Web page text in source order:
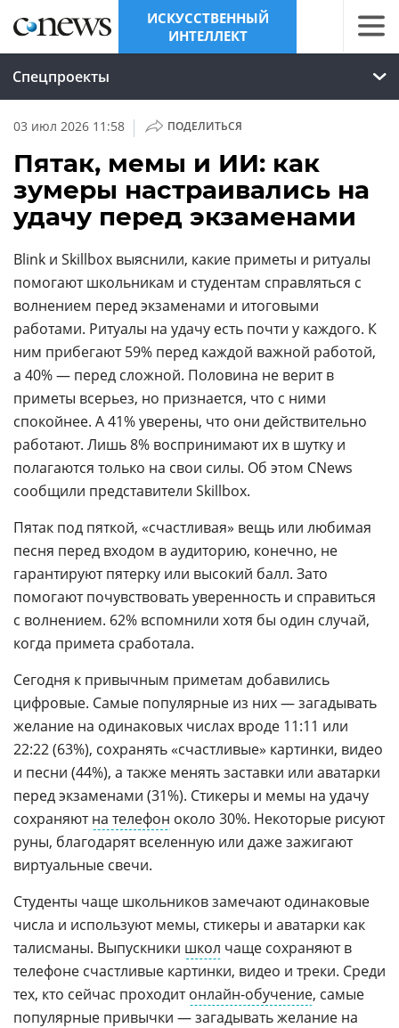
ИСКУССТВЕННЫЙ
ИНТЕЛЛЕКТ
Спецпроекты
03 июл 2026 11:58 | ПОДЕЛИТЬСЯ
Пятак, мемы и ИИ: как
зумеры настраивались на
удачу перед экзаменами
Blink и Skillbox выяснили, какие приметы и ритуалы
помогают школьникам и студентам справляться с
волнением перед экзаменами и итоговыми
работами. Ритуалы на удачу есть почти у каждого. К
ним прибегают 59% перед каждой важной работой,
а 40% — перед сложной. Половина не верит в
приметы всерьез, но признается, что с ними
спокойнее. А 41% уверены, что они действительно
работают. Лишь 8% воспринимают их в шутку и
полагаются только на свои силы. Об этом CNews
сообщили представители Skillbox.
Пятак под пяткой, «счастливая» вещь или любимая
песня перед входом в аудиторию, конечно, не
гарантируют пятерку или высокий балл. Зато
помогают почувствовать уверенность и справиться
с волнением. 62% вспомнили хотя бы один случай,
когда примета сработала.
Сегодня к привычным приметам добавились
цифровые. Самые популярные из них — загадывать
желание на одинаковых числах вроде 11:11 или
22:22 (63%), сохранять «счастливые» картинки, видео
и песни (44%), а также менять заставки или аватарки
перед экзаменами (31%). Стикеры и мемы на удачу
сохраняютна телефон около 30%. Некоторые рисуют
руны, благодарят вселенную или даже зажигают
виртуальные свечи.
Студенты чаще школьников замечают одинаковые
числа и используют мемы, стикеры и аватарки как
талисманы. Выпускники школ чаще сохраняют в
телефоне счастливые картинки, видео и треки. Среди
тех, кто сейчас проходитонлайн-обучение, самые
популярные привычки — загадывать желание на